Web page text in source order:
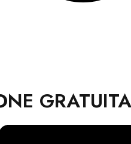
GRATUITA